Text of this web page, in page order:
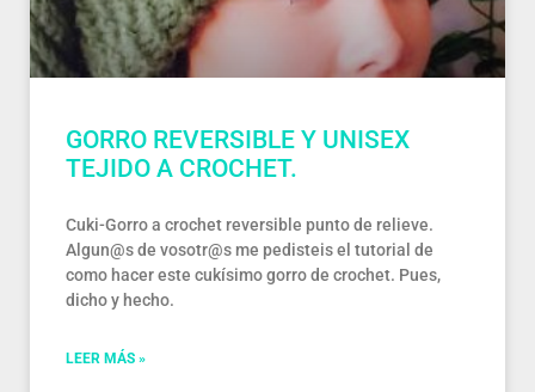
GORRO REVERSIBLE Y UNISEX
TEJIDO A CROCHET.
Cuki-Gorro a crochet reversible punto de relieve.
Algun@s de vosotr@s me pedisteis el tutorial de
como hacer este cukísimo gorro de crochet. Pues,
dicho y hecho.
LEER MÁS »